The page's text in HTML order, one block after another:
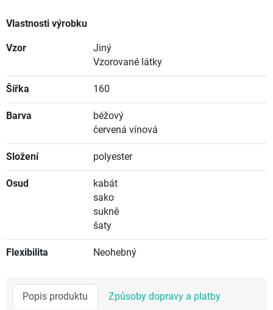
Vlastnosti výrobku
Vzor
Jiný
Vzorované látky
Šířka 160
Barva
béžový
červená vínová
Složení polyester
Osud
kabát
sako
sukně
šaty
Flexibilita Neohebný
Popis produktu Způsoby dopravy a platby